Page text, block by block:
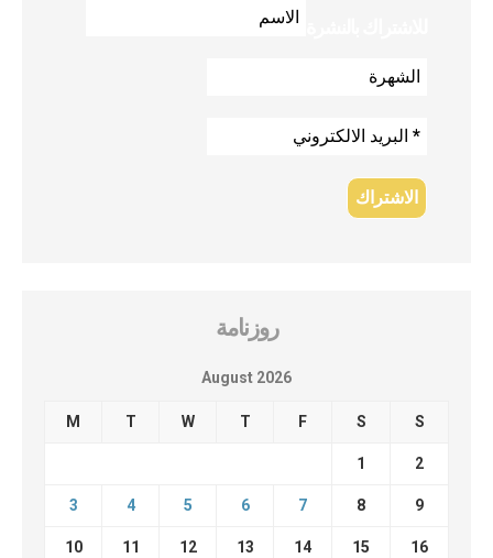
روزنامة
August 2026
M T W T F S S
1 2
3 4 5 6 7 8 9
10 11 12 13 14 15 16